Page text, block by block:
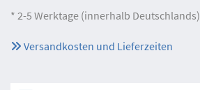
* 2-5 Werktage (innerhalb Deutschlands)
Versandkosten und Lieferzeiten